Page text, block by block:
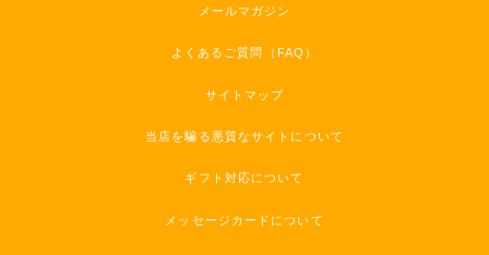
メールマガジン
よくあるご質問（FAQ）
サイトマップ
当店を騙る悪質なサイトについて
ギフト対応について
メッセージカードについて